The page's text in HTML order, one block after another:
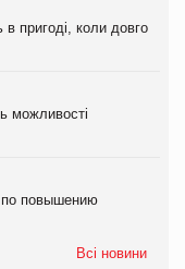
в пригоді, коли довго
можливості
повышению
Всі новини